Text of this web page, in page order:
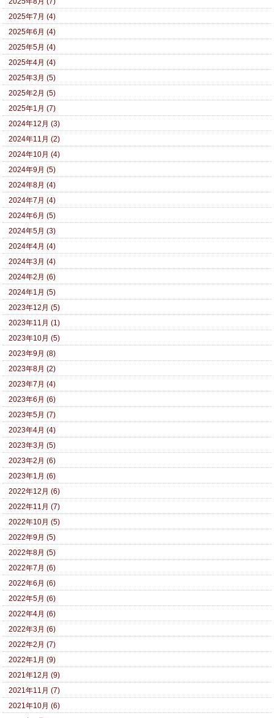
2025年7月 (4)
2025年6月 (4)
2025年5月 (4)
2025年4月 (4)
2025年3月 (5)
2025年2月 (5)
2025年1月 (7)
2024年12月 (3)
2024年11月 (2)
2024年10月 (4)
2024年9月 (5)
2024年8月 (4)
2024年7月 (4)
2024年6月 (5)
2024年5月 (3)
2024年4月 (4)
2024年3月 (4)
2024年2月 (6)
2024年1月 (5)
2023年12月 (5)
2023年11月 (1)
2023年10月 (5)
2023年9月 (8)
2023年8月 (2)
2023年7月 (4)
2023年6月 (6)
2023年5月 (7)
2023年4月 (4)
2023年3月 (5)
2023年2月 (6)
2023年1月 (6)
2022年12月 (6)
2022年11月 (7)
2022年10月 (5)
2022年9月 (5)
2022年8月 (5)
2022年7月 (6)
2022年6月 (6)
2022年5月 (6)
2022年4月 (6)
2022年3月 (6)
2022年2月 (7)
2022年1月 (9)
2021年12月 (9)
2021年11月 (7)
2021年10月 (6)